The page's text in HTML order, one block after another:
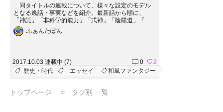
同タイトルの連載について、様々な設定のモデル
となる逸話・事実などを紹介。最新話から順に、
「神託」「非科学的能力」「式神」「陰陽道」「神
楽の種類」「鎌鼬」「恋愛要素」「お祭りの出店」
「神楽舞の起源」「日本神話（古事記）の世界観」
ンを分けて書いているので混同しないと思います。
現在私が連載中の「星合の不知火」https://storie.jp/
creator/story/15465（時々キャラに代弁させちゃった
いようにします。
ふぁんたぽん
2017.10.03 連載中 (7) 0
2
歴史・時代
エッセイ 和風ファンタジー
トップページ タグ別 一覧